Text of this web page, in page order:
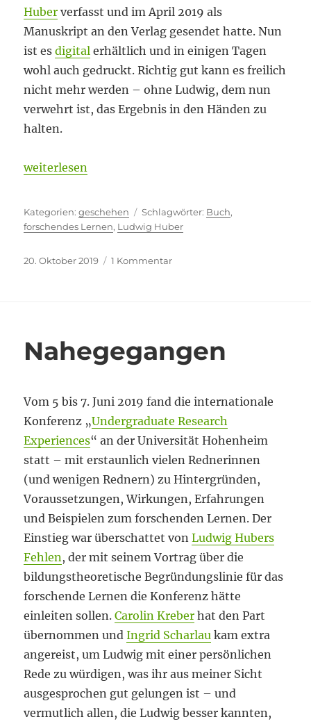
Huber verfasst und im April 2019 als
Manuskript an den Verlag gesendet hatte. Nun
ist esdigital erhältlich und in einigen Tagen
wohl auch gedruckt. Richtig gut kann es freilich
nicht mehr werden – ohne Ludwig, dem nun
verwehrt ist, das Ergebnis in den Händen zu
halten.
„Was lange währt, ….“
weiterlesen
Kategorien
geschehen Schlagwörter
Buch,
forschendes Lernen, Ludwig Huber
Veröffentlicht
20. Oktober 2019 1 Kommentarzu
Nahegegangen
Vom 5 bis 7. Juni 2019 fand die internationale
Konferenz „Undergraduate Research
Experiences“ an der Universität Hohenheim
statt – mit erstaunlich vielen Rednerinnen
(und wenigen Rednern) zu Hintergründen,
Voraussetzungen, Wirkungen, Erfahrungen
und Beispielen zum forschenden Lernen. Der
Einstieg war überschattet vonLudwig Hubers
Fehlen, der mit seinem Vortrag über die
bildungstheoretische Begründungslinie für das
forschende Lernen die Konferenz hätte
einleiten sollen.Carolin Kreber hat den Part
übernommen undIngrid Scharlau kam extra
angereist, um Ludwig mit einer persönlichen
Rede zu würdigen, was ihr aus meiner Sicht
ausgesprochen gut gelungen ist – und
vermutlich allen, die Ludwig besser kannten,